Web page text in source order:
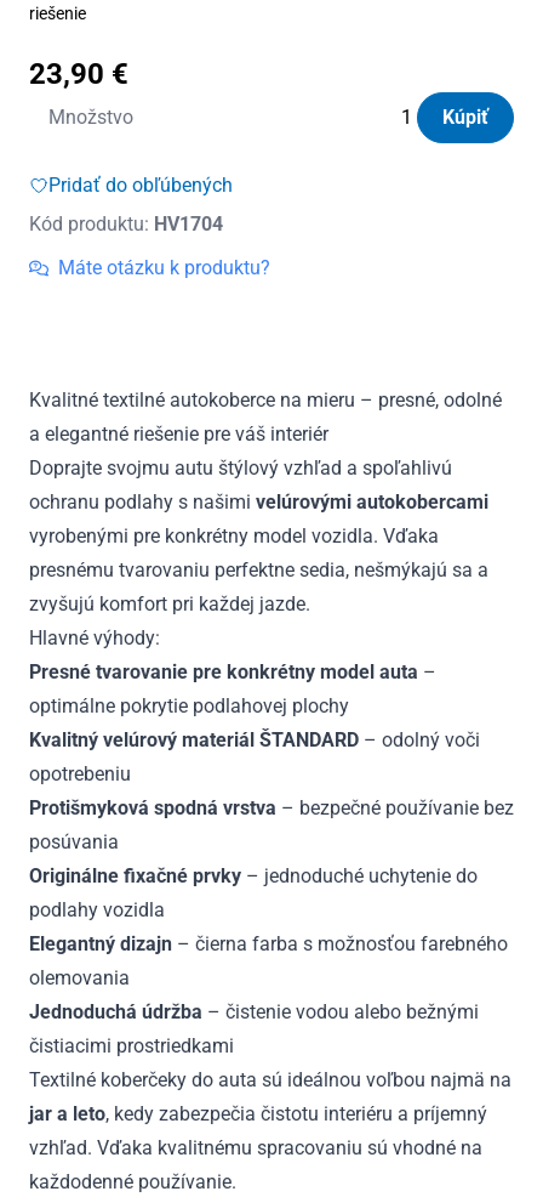
riešenie
23,90 €
Množstvo
množstvo
textilné
VW
Up
Kúpiť
Pridať do obľúbených
Kód produktu: HV1704
Máte otázku k produktu?
Kvalitné textilné autokoberce na mieru – presné, odolné
a elegantné riešenie pre váš interiér
Doprajte svojmu autu štýlový vzhľad a spoľahlivú
ochranu podlahy s našimi velúrovými autokobercami
vyrobenými pre konkrétny model vozidla. Vďaka
presnému tvarovaniu perfektne sedia, nešmýkajú sa a
zvyšujú komfort pri každej jazde.
Hlavné výhody:
Presné tvarovanie pre konkrétny model auta –
optimálne pokrytie podlahovej plochy
Kvalitný velúrový materiál ŠTANDARD – odolný voči
opotrebeniu
Protišmyková spodná vrstva – bezpečné používanie bez
posúvania
Originálne fixačné prvky – jednoduché uchytenie do
podlahy vozidla
Elegantný dizajn – čierna farba s možnosťou farebného
olemovania
Jednoduchá údržba – čistenie vodou alebo bežnými
čistiacimi prostriedkami
Textilné koberčeky do auta sú ideálnou voľbou najmä na
jar a leto, kedy zabezpečia čistotu interiéru a príjemný
vzhľad. Vďaka kvalitnému spracovaniu sú vhodné na
každodenné používanie.